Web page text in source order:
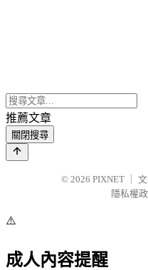
推薦文章
關閉搜尋
© 2026 PIXNET
隱私權
⚠️
成人內容提醒